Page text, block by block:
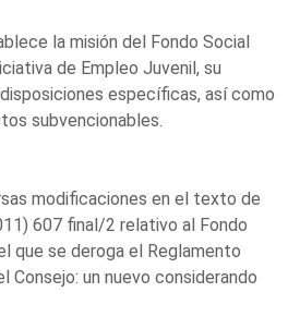
la misión del Fondo Social
de Empleo Juvenil, su
específicas, así como
subvencionables.
modificaciones en el texto de
607 final/2 relativo al Fondo
que se deroga el Reglamento
Consejo: un nuevo considerando